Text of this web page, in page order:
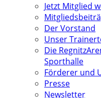
Jetzt Mitglied
Der Vorstand
Unser
Die
Sporthalle
Förderer und
Presse
Newsletter